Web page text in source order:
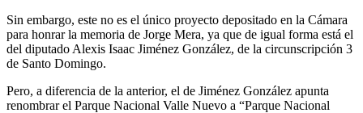
Sin embargo, este no es el único proyecto depositado en la Cámara
para honrar la memoria de Jorge Mera, ya que de igual forma está el
del diputado Alexis Isaac Jiménez González, de la circunscripción 3
de Santo Domingo.
Pero, a diferencia de la anterior, el de Jiménez González apunta
renombrar el Parque Nacional Valle Nuevo a “Parque Nacional